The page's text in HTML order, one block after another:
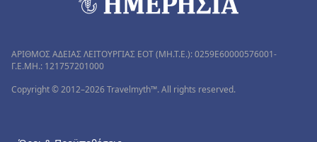
ΑΡΙΘΜΟΣ ΑΔΕΙΑΣ ΛΕΙΤΟΥΡΓΙΑΣ ΕΟΤ (MH.T.E.): 0259Ε60000576001-
Γ.Ε.ΜΗ.: 121757201000
Copyright © 2012–2026 Travelmyth™. All rights reserved.